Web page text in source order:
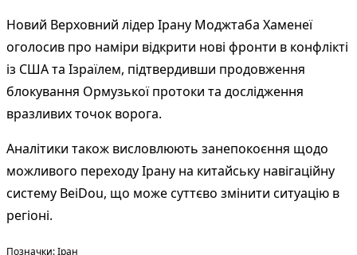
Новий Верховний лідер Ірану Моджтаба Хаменеї
оголосив про наміри відкрити нові фронти в конфлікті
із США та Ізраїлем, підтвердивши продовження
блокування Ормузької протоки та дослідження
вразливих точок ворога.
Аналітики також висловлюють занепокоєння щодо
можливого переходу Ірану на китайську навігаційну
систему BeiDou, що може суттєво змінити ситуацію в
регіоні.
Теги:
Позначки:Іран